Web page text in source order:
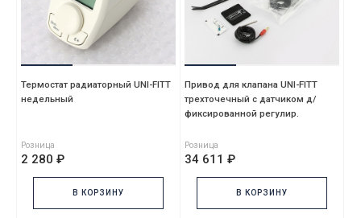
Термостат радиаторный UNI-FITT
недельный
Розница
2 280 ₽
В КОРЗИНУ
Привод для клапана UNI-FITT
трехточечный с датчиком д/
фиксированной регулир.
Розница
34 611 ₽
В КОРЗИНУ